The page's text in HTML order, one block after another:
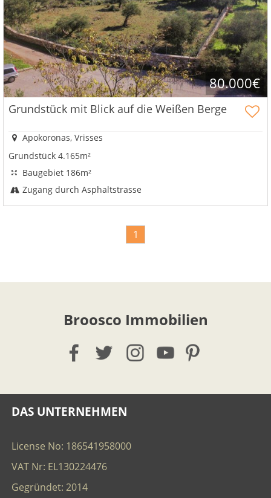
80.000€
Grundstück mit Blick auf die Weißen Berge
Apokoronas, Vrisses
Grundstück 4.165m²
Baugebiet 186m²
Zugang durch Asphaltstrasse
1
Broosco Immobilien
DAS UNTERNEHMEN
License No: 186541958000
VAT Nr: EL130224476
Gegründet: 2014